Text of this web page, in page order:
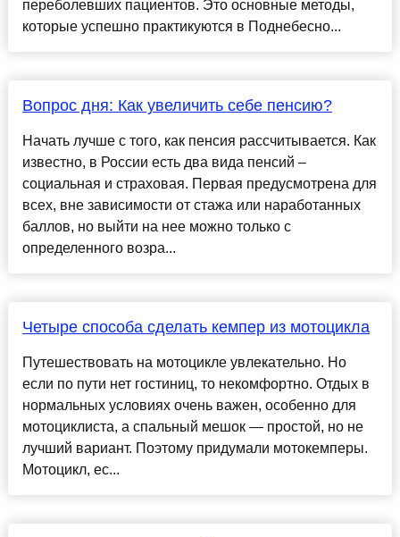
переболевших пациентов. Это основные методы,
которые успешно практикуются в Поднебесно...
Вопрос дня: Как увеличить себе пенсию?
Начать лучше с того, как пенсия рассчитывается. Как
известно, в России есть два вида пенсий –
социальная и страховая. Первая предусмотрена для
всех, вне зависимости от стажа или наработанных
баллов, но выйти на нее можно только с
определенного возра...
Четыре способа сделать кемпер из мотоцикла
Путешествовать на мотоцикле увлекательно. Но
если по пути нет гостиниц, то некомфортно. Отдых в
нормальных условиях очень важен, особенно для
мотоциклиста, а спальный мешок — простой, но не
лучший вариант. Поэтому придумали мотокемперы.
Мотоцикл, ес...